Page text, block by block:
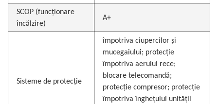
SCOP (funcționare
încălzire)
A+
Sisteme de protecție
împotriva ciupercilor și
mucegaiului; protecție
împotriva aerului rece;
blocare telecomandă;
protecție compresor; protecție
împotriva înghețului unității